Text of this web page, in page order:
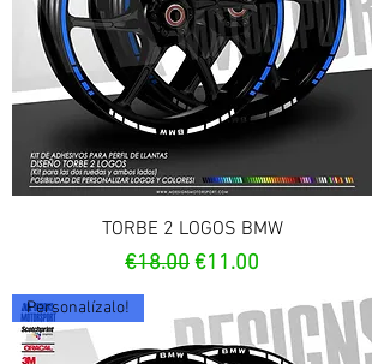
TORBE 2 LOGOS BMW
Regular Price
€18.00Sale Price
€11.00
Personalízalo!